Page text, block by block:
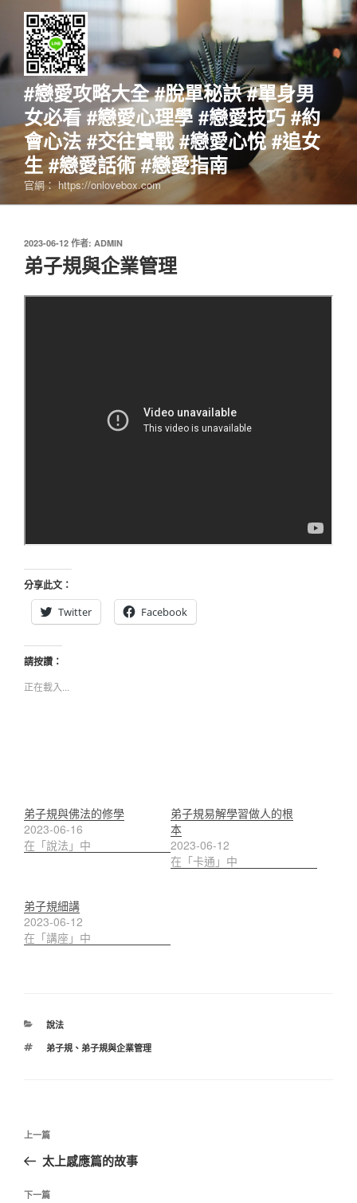
要
#戀愛攻略大全 #脫單秘訣 #單身男
女必看 #戀愛心理學 #戀愛技巧 #約
會心法 #交往實戰 #戀愛心悅 #追女
生 #戀愛話術 #戀愛指南
官網： https://onlovebox.com
發
佈
於
2023-06-12 作者: ADMIN
弟子規與企業管理
分享此文：
Twitter
Facebook
請按讚：
正在載入...
弟子規與佛法的修學
2023-06-16
在「說法」中
弟子規易解學習做人的根
本
2023-06-12
在「卡通」中
弟子規細講
2023-06-12
在「講座」中
分
說法
標
弟子規、 弟子規與企業管理
文
導
覽
上
一
文
上一篇
太上感應篇的故事
下
下一篇